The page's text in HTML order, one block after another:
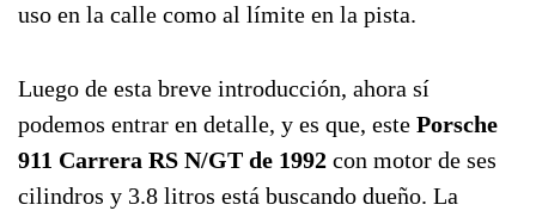
uso en la calle como al límite en la pista.
Luego de esta breve introducción, ahora sí
podemos entrar en detalle, y es que, este Porsche
911 Carrera RS N/GT de 1992 con motor de ses
cilindros y 3.8 litros está buscando dueño. La